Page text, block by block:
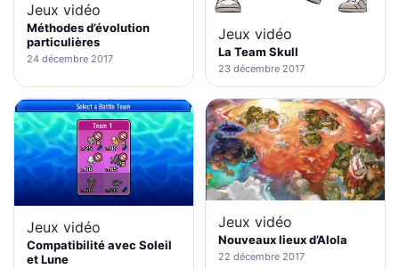
Jeux vidéo
Méthodes d’évolution
particulières
24 décembre 2017
Jeux vidéo
La Team Skull
23 décembre 2017
Jeux vidéo
Compatibilité avec Soleil
et Lune
Jeux vidéo
Nouveaux lieux d’Alola
22 décembre 2017